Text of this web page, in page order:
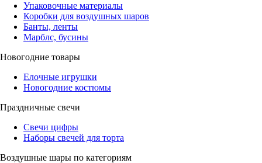
Упаковочные материалы
Коробки для воздушных шаров
Банты, ленты
Марблс, бусины
Новогодние товары
Елочные игрушки
Новогодние костюмы
Праздничные свечи
Свечи цифры
Наборы свечей для торта
Воздушные шары по категориям